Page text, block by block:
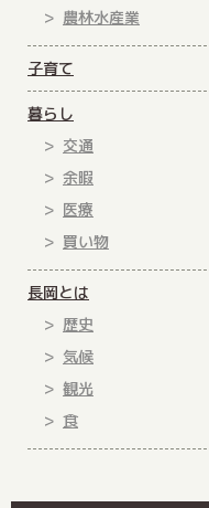
農林水産業
子育て
暮らし
交通
余暇
医療
買い物
長岡とは
歴史
気候
観光
食